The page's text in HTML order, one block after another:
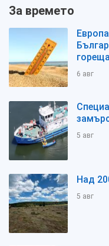
За времето
6 авг
5 авг
Над
5 авг